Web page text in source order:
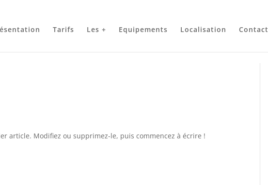
Tarifs Les + Equipements Localisation Contact
article. Modifiez ou supprimez-le, puis commencez à écrire !